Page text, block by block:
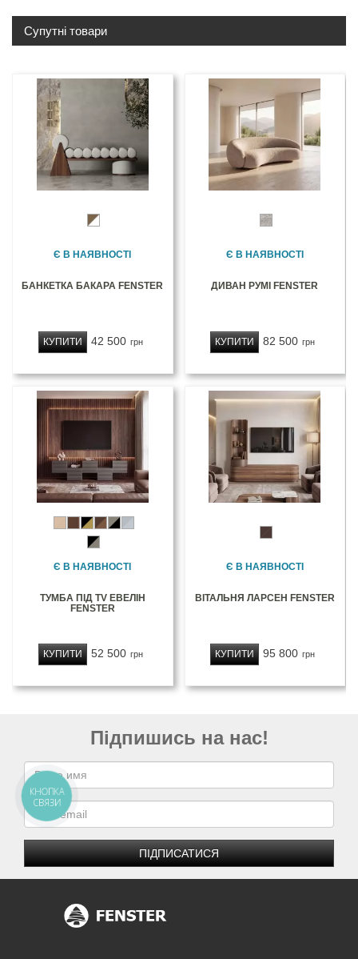
Супутні товари
Є В НАЯВНОСТІ
БАНКЕТКА БАКАРА FENSTER
42 500 грн
КУПИТИ
Є В НАЯВНОСТІ
ДИВАН РУМІ FENSTER
82 500 грн
КУПИТИ
Є В НАЯВНОСТІ
ТУМБА ПІД TV ЕВЕЛІН
FENSTER
52 500 грн
КУПИТИ
Є В НАЯВНОСТІ
ВІТАЛЬНЯ ЛАРСЕН FENSTER
95 800 грн
КУПИТИ
Підпишись на нас!
ПІДПИСАТИСЯ
КНОПКА
СВЯЗИ